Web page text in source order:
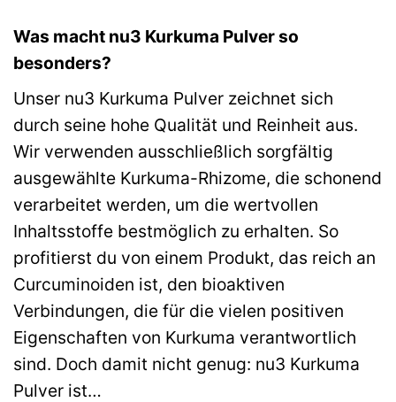
Was macht nu3 Kurkuma Pulver so
besonders?
Unser nu3 Kurkuma Pulver zeichnet sich
durch seine hohe Qualität und Reinheit aus.
Wir verwenden ausschließlich sorgfältig
ausgewählte Kurkuma-Rhizome, die schonend
verarbeitet werden, um die wertvollen
Inhaltsstoffe bestmöglich zu erhalten. So
profitierst du von einem Produkt, das reich an
Curcuminoiden ist, den bioaktiven
Verbindungen, die für die vielen positiven
Eigenschaften von Kurkuma verantwortlich
sind. Doch damit nicht genug: nu3 Kurkuma
Pulver ist…